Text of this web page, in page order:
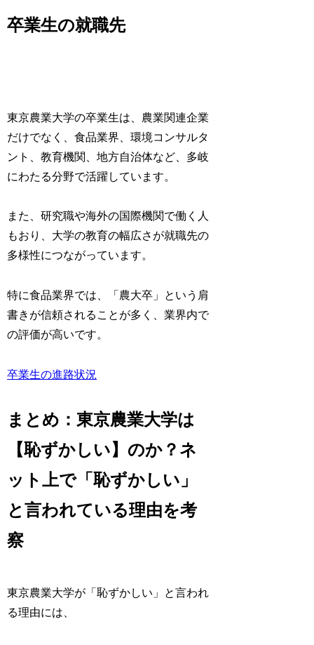
卒業生の就職先
東京農業大学の卒業生は、農業関連企業
だけでなく、食品業界、環境コンサルタ
ント、教育機関、地方自治体など、多岐
にわたる分野で活躍しています。
また、研究職や海外の国際機関で働く人
もおり、大学の教育の幅広さが就職先の
多様性につながっています。
特に食品業界では、「農大卒」という肩
書きが信頼されることが多く、業界内で
の評価が高いです。
卒業生の進路状況
まとめ：東京農業大学は
【恥ずかしい】のか？ネ
ット上で「恥ずかしい」
と言われている理由を考
察
東京農業大学が「恥ずかしい」と言われ
る理由には、